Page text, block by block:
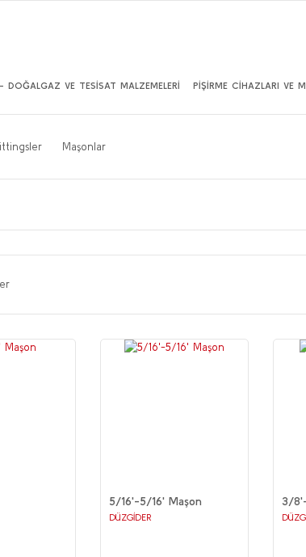
DOĞALGAZ VE TESİSAT MALZEMELERİ PİŞİRME CİHAZLARI VE
Maşonlar
5/16'-5/16' Maşon
DÜZGİDER
3/